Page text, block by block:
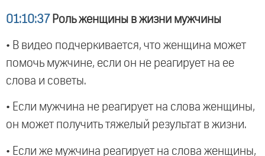
01:10:37 Роль женщины в жизни мужчины
• В видео подчеркивается, что женщина может
помочь мужчине, если он не реагирует на ее
слова и советы.
• Если мужчина не реагирует на слова женщины,
он может получить тяжелый результат в жизни.
• Если же мужчина реагирует на слова женщины,